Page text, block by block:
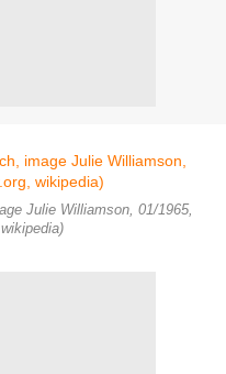
Julie Williamson, 01/1965,